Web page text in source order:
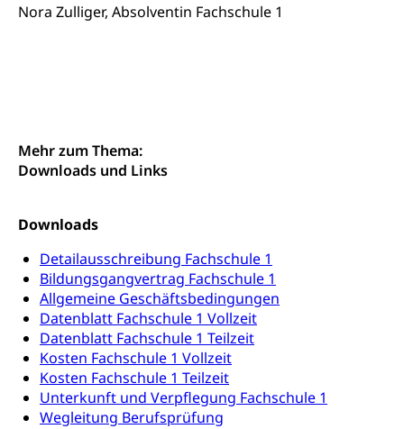
Nora Zulliger, Absolventin Fachschule 1
Mehr zum Thema:
Downloads und Links
Downloads
Detailausschreibung Fachschule 1
Bildungsgangvertrag Fachschule 1
Allgemeine Geschäftsbedingungen
Datenblatt Fachschule 1 Vollzeit
Datenblatt Fachschule 1 Teilzeit
Kosten Fachschule 1 Vollzeit
Kosten Fachschule 1 Teilzeit
Unterkunft und Verpflegung Fachschule 1
Wegleitung Berufsprüfung